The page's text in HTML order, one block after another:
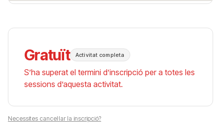
Gratuït Activitat completa
S’ha superat el termini d’inscripció per a totes les
sessions d’aquesta activitat.
Necessites cancel·lar la inscripció?